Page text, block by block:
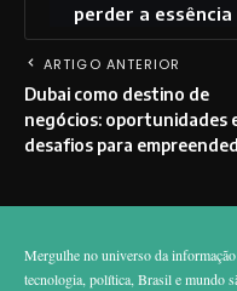
perder a essência
ARTIGO ANTERIOR
Dubai como destino de
negócios: oportunidades
desafios para
Mergulhe no universo da
tecnologia, política, Brasil e mundo